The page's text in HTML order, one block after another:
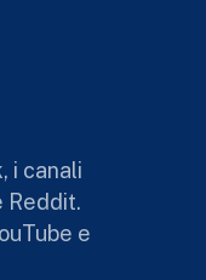
i canali
Reddit.
e